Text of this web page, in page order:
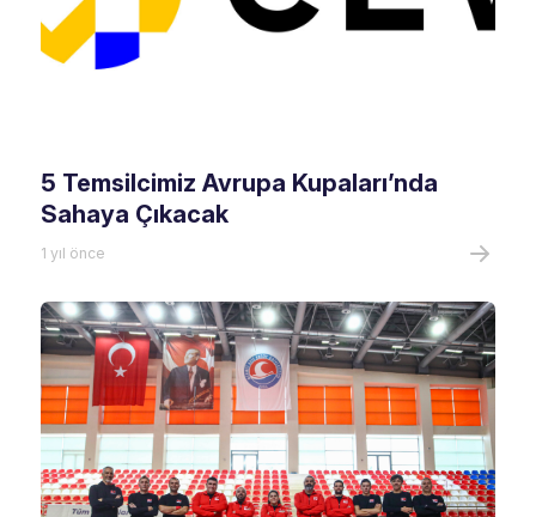
5 Temsilcimiz Avrupa Kupaları’nda
Sahaya Çıkacak
1 yıl önce